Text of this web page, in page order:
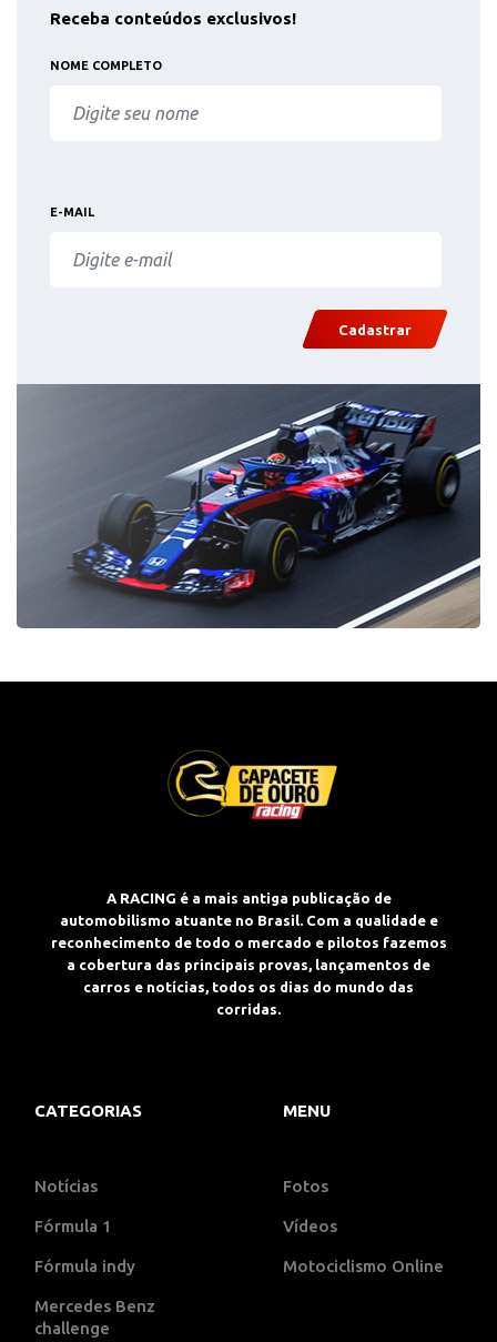
Receba conteúdos exclusivos!
NOME COMPLETO
E-MAIL
Cadastrar
A RACING é a mais antiga publicação de
automobilismo atuante no Brasil. Com a qualidade e
reconhecimento de todo o mercado e pilotos fazemos
a cobertura das principais provas, lançamentos de
carros e notícias, todos os dias do mundo das
corridas.
CATEGORIAS
Notícias
Fórmula 1
Fórmula indy
Mercedes Benz
challenge
MENU
Fotos
Vídeos
Motociclismo Online